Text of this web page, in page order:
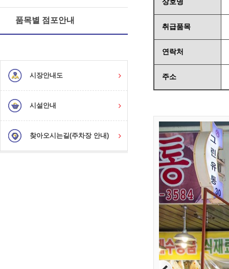
품목별 점포안내
시장안내도
시설안내
찾아오시는길(주차장 안내)
취급품목
연락처
주소